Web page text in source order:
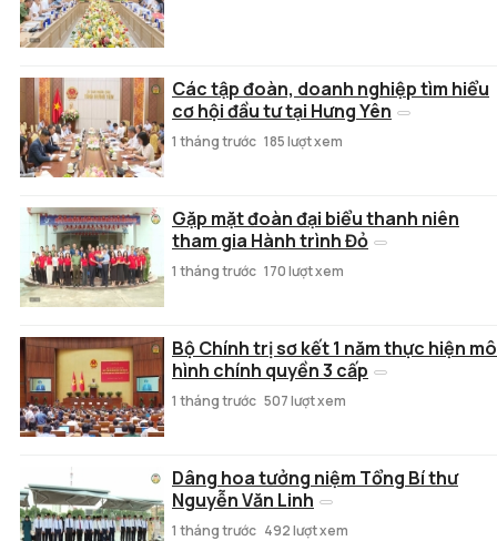
Các tập đoàn, doanh nghiệp tìm hiểu
cơ hội đầu tư tại Hưng Yên
1 tháng trước 185 lượt xem
Gặp mặt đoàn đại biểu thanh niên
tham gia Hành trình Đỏ
1 tháng trước 170 lượt xem
Bộ Chính trị sơ kết 1 năm thực hiện mô
hình chính quyền 3 cấp
1 tháng trước 507 lượt xem
Dâng hoa tưởng niệm Tổng Bí thư
Nguyễn Văn Linh
1 tháng trước 492 lượt xem